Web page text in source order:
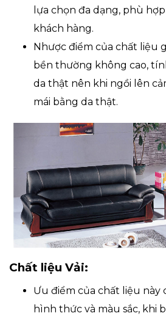
lựa chọn đa dạng, phù
khách hàng.
Nhược điểm của chất liệu
bền thường không cao,
da thật nên khi ngồi lên
mái bằng da thật.
Chất liệu Vải:
Ưu điểm của chất liệu này
hình thức và màu sắc, khi